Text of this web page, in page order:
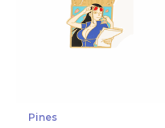
Pines